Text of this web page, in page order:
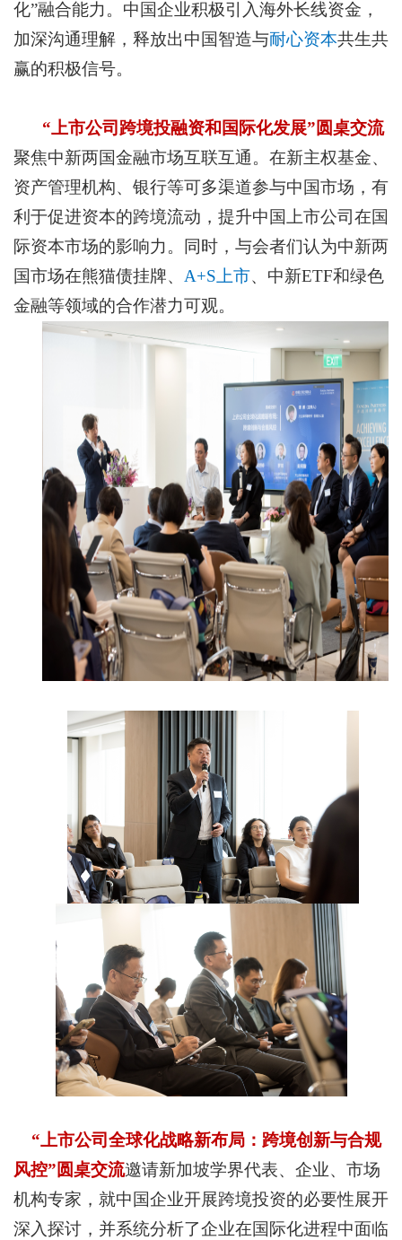
化”融合能力。中国企业积极引入海外长线资金，
加深沟通理解，释放出中国智造与耐心资本共生共
赢的积极信号。
“上市公司跨境投融资和国际化发展”圆桌交流
聚焦中新两国金融市场互联互通。在新主权基金、
资产管理机构、银行等可多渠道参与中国市场，有
利于促进资本的跨境流动，提升中国上市公司在国
际资本市场的影响力。同时，与会者们认为中新两
国市场在熊猫债挂牌、 A+S上市、中新ETF和绿色
金融等领域的合作潜力可观。
“上市公司全球化战略新布局：跨境创新与合规
风控”圆桌交流邀请新加坡学界代表、企业、市场
机构专家，就中国企业开展跨境投资的必要性展开
深入探讨，并系统分析了企业在国际化进程中面临